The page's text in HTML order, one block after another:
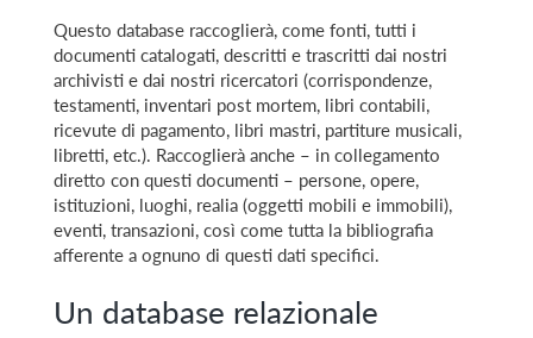
Questo database raccoglierà, come fonti, tutti i
documenti catalogati, descritti e trascritti dai nostri
archivisti e dai nostri ricercatori (corrispondenze,
testamenti, inventari post mortem, libri contabili,
ricevute di pagamento, libri mastri, partiture musicali,
libretti, etc.). Raccoglierà anche – in collegamento
diretto con questi documenti – persone, opere,
istituzioni, luoghi, realia (oggetti mobili e immobili),
eventi, transazioni, così come tutta la bibliografia
afferente a ognuno di questi dati specifici.
Un database relazionale